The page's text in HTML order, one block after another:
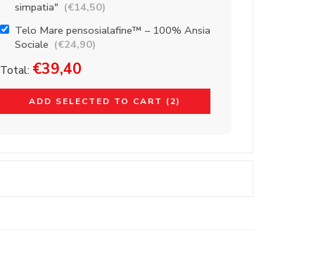
simpatia" (€14,50)
Telo Mare pensosialafine™ – 100% Ansia
Sociale (€24,90)
Total: €39,40
ADD SELECTED TO CART (2)